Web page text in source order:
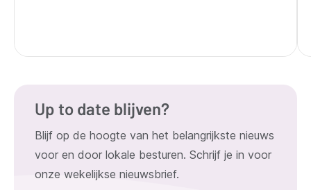
Up to date blijven?
Blijf op de hoogte van het belangrijkste nieuws
voor en door lokale besturen. Schrijf je in voor
onze wekelijkse nieuwsbrief.